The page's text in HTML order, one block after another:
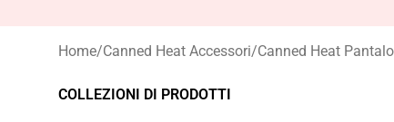
Home/Canned Heat Accessori/Canned Heat
COLLEZIONI DI PRODOTTI